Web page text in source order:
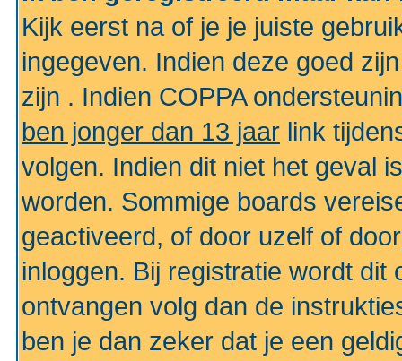
Kijk eerst na of je je juiste
ingegeven. Indien deze goed
zijn . Indien COPPA
ben jonger dan 13 jaar link
volgen. Indien dit niet het geval
worden. Sommige boards
geactiveerd, of door uzelf of
inloggen. Bij registratie wordt dit
ontvangen volg dan de
ben je dan zeker dat je een